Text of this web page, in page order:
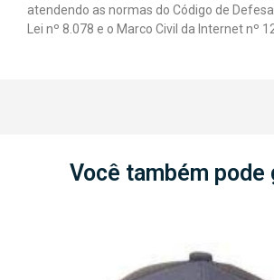
atendendo as normas do Código de
Lei nº 8.078 e o Marco Civil da Internet nº
Você também pode